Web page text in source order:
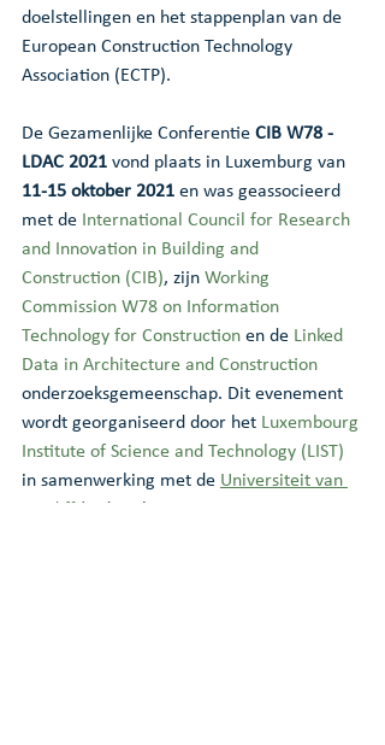
doelstellingen en het stappenplan van de
European Construction Technology
Association (ECTP).
De Gezamenlijke Conferentie CIB W78 -
LDAC 2021 vond plaats in Luxemburg van
11-15 oktober 2021 en was geassocieerd
met de International Council for Research
and Innovation in Building and
Construction (CIB), zijn Working
Commission W78 on Information
Technology for Construction en de Linked
Data in Architecture and Construction
onderzoeksgemeenschap. Dit evenement
wordt georganiseerd door het Luxembourg
Institute of Science and Technology (LIST)
in samenwerking met de Universiteit van
Cardiff (UK) en het